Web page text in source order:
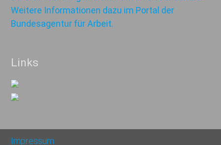
Links
Impressum